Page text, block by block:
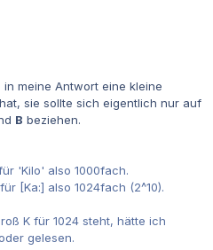
meine Antwort eine kleine
sie sollte sich eigentlich nur auf
B beziehen.
'Kilo' also 1000fach.
[Ka:] also 1024fach (2^10).
K für 1024 steht, hätte ich
gelesen.